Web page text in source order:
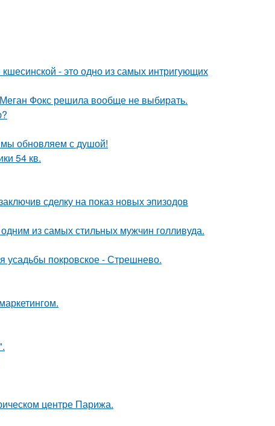
- это одно из самых интригующих
Фокс решила вообще не выбирать.
мы обновляем с душой!
54 кв.
сделку на показ новых эпизодов
из самых стильных мужчин голливуда.
усадьбы покровское - Стрешнево.
центре Парижа.